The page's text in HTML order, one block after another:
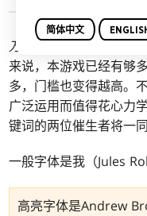
万智牌亦非天天都会引
来说，本游戏已经有够
多，门槛也变得越高。
广泛运用而值得花心力
键词的两位催生者将一
一般字体是我（Jules
高亮字体是Andrew
简体中文